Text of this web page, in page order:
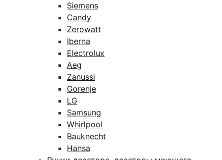
Siemens
Candy
Zerowatt
Iberna
Electrolux
Aeg
Zanussi
Gorenje
LG
Samsung
Whirlpool
Bauknecht
Hansa